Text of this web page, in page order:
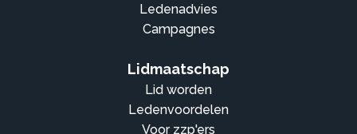
Ledenadvies
Campagnes
Lidmaatschap
Lid worden
Ledenvoordelen
Voor zzp'ers